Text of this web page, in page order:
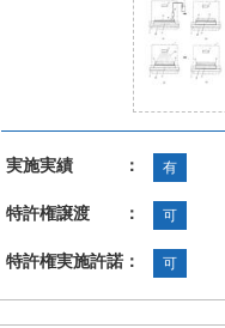
実施実績 ： 有
特許権譲渡 ： 可
特許権実施許諾： 可